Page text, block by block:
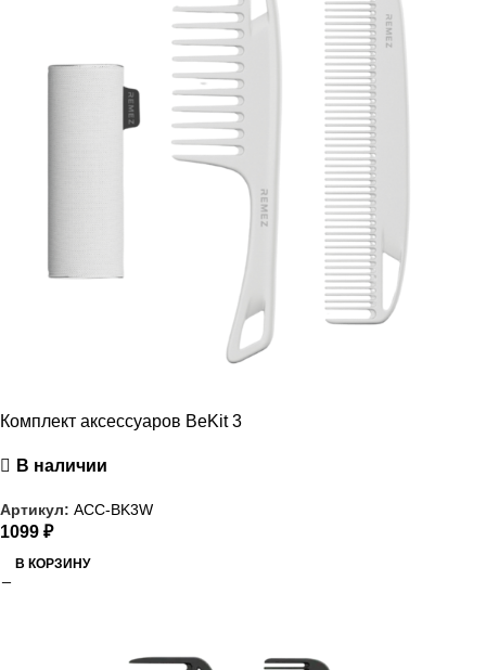
Комплект аксессуаров BeKit 3
В наличии
Артикул: ACC-BK3W
1099 ₽
В КОРЗИНУ